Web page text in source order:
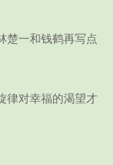
一和钱鹤再写点
对幸福的渴望才